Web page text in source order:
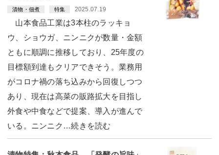
漬物・佃煮 特集 2025.07.19
山本食品工業は3本柱のラッキョ
ウ、ショウガ、ニンニクが数量・金額
ともに順調に推移しており、25年度の
目標額到達もクリアできそう。業務用
がコロナ禍の落ち込みから回復しつつ
あり、現在は高菜の販路拡大を目指し
外食や中食などで提案、導入が進んで
いる。ニンニク…続きを読む